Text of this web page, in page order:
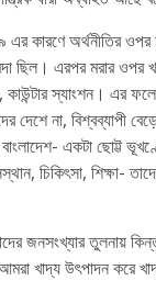
এর কারণে অর্থনীতির
ছিল। এরপর মরার ওপর
স্যাংশন। এর
দেশে না, বিশ্বব্যাপী
একটা ছোট্ট
চিকিৎসা, শিক্ষা-
জনসংখ্যার তুলনায়
খাদ্য উৎপাদন করে